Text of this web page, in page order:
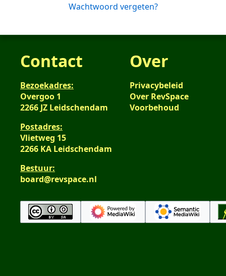
Wachtwoord vergeten?
Contact
Bezoekadres:
Overgoo 1
2266 JZ Leidschendam
Postadres:
Vlietweg 15
2266 KA Leidschendam
Bestuur:
board@revspace.nl
Over
Privacybeleid
Over RevSpace
Voorbehoud